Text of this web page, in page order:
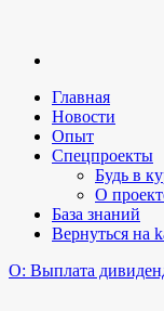
Главная
Новости
Опыт
Спецпроекты
Будь в
О
База знаний
Вернуться на
O: Выплата